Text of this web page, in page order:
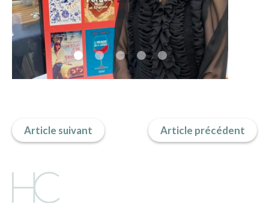
NATURE & ENVIRONNEMENT
PARCOURS DU PATRIMOINE
PHOTOGRAPHIE & TOURISME
IMAGES D’ANTAN
LITTÉRATURE
Article suivant Article précédent